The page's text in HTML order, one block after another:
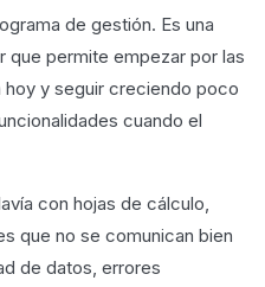
de gestión. Es una
que permite empezar por las
y seguir creciendo poco
cuando el
con hojas de cálculo,
que no se comunican bien
de datos, errores